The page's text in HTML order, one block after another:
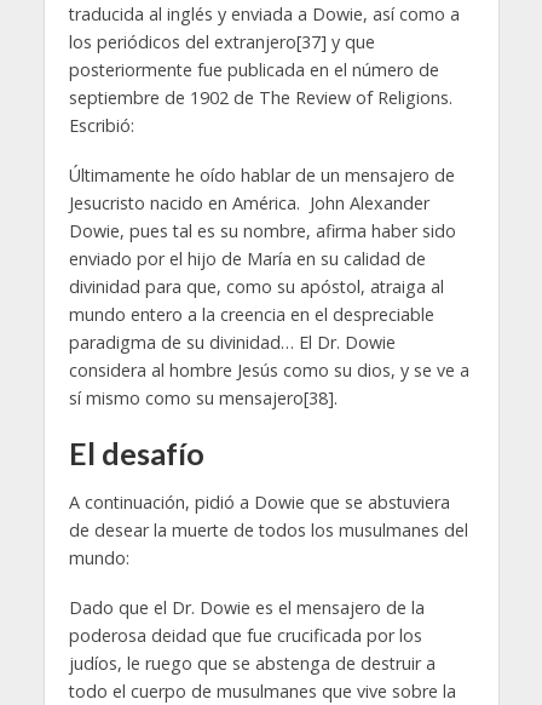
traducida al inglés y enviada a Dowie, así como a
los periódicos del extranjero[37] y que
posteriormente fue publicada en el número de
septiembre de 1902 de The Review of Religions.
Escribió:
Últimamente he oído hablar de un mensajero de
Jesucristo nacido en América. John Alexander
Dowie, pues tal es su nombre, afirma haber sido
enviado por el hijo de María en su calidad de
divinidad para que, como su apóstol, atraiga al
mundo entero a la creencia en el despreciable
paradigma de su divinidad… El Dr. Dowie
considera al hombre Jesús como su dios, y se ve a
sí mismo como su mensajero[38].
El desafío
A continuación, pidió a Dowie que se abstuviera
de desear la muerte de todos los musulmanes del
mundo:
Dado que el Dr. Dowie es el mensajero de la
poderosa deidad que fue crucificada por los
judíos, le ruego que se abstenga de destruir a
todo el cuerpo de musulmanes que vive sobre la